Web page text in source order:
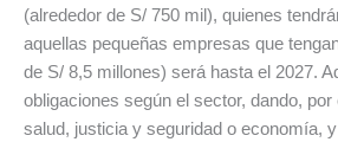
(alrededor de S/ 750 mil), quienes
aquellas pequeñas empresas que
de S/ 8,5 millones) será hasta el 2027.
obligaciones según el sector, dando,
salud, justicia y seguridad o economía,